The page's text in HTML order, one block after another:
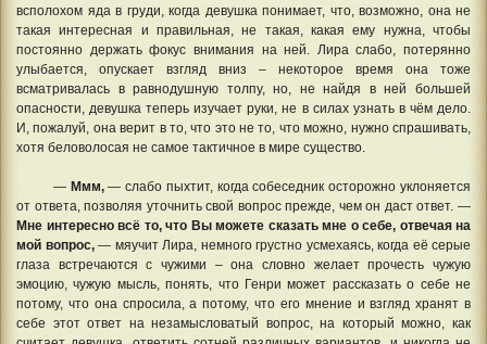
всполохом яда в груди, когда девушка понимает, что, возможно, она не
такая интересная и правильная, не такая, какая ему нужна, чтобы
постоянно держать фокус внимания на ней. Лира слабо, потерянно
улыбается, опускает взгляд вниз – некоторое время она тоже
всматривалась в равнодушную толпу, но, не найдя в ней большей
опасности, девушка теперь изучает руки, не в силах узнать в чём дело.
И, пожалуй, она верит в то, что это не то, что можно, нужно спрашивать,
хотя беловолосая не самое тактичное в мире существо.
— Ммм,— слабо пыхтит, когда собеседник осторожно уклоняется
от ответа, позволяя уточнить свой вопрос прежде, чем он даст ответ. —
Мне интересно всё то, что Вы можете сказать мне о себе, отвечая на
мой вопрос, — мяучит Лира, немного грустно усмехаясь, когда её серые
глаза встречаются с чужими – она словно желает прочесть чужую
эмоцию, чужую мысль, понять, что Генри может рассказать о себе не
потому, что она спросила, а потому, что его мнение и взгляд хранят в
себе этот ответ на незамысловатый вопрос, на который можно, как